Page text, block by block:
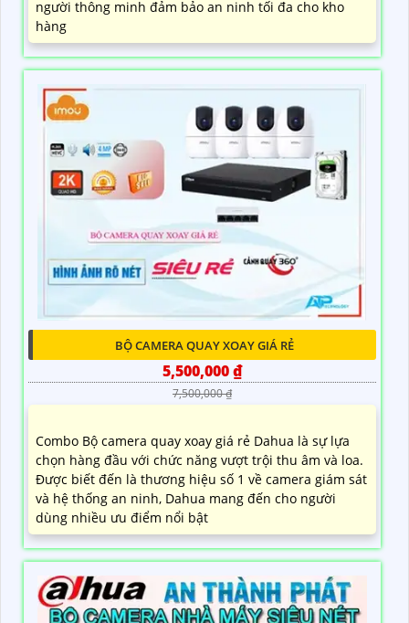
7,299,000 ₫
10,450,000 ₫
Lắp đặt camera kho hàng chính hãng Dahua với độ
phân giải cao 4MP tích hợp ghi âm IP POE và hồng
ngoại 30m giúp giám sát sắc nét cả ngày lẫn đêm
Công nghệ nén chuẩn H.265+ tối ưu băng thông tiết
kiệm dung lượng lưu trữ Hệ thống phát hiện con
người thông minh đảm bảo an ninh tối đa cho kho
hàng
BỘ CAMERA QUAY XOAY GIÁ RẺ